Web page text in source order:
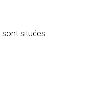
situées